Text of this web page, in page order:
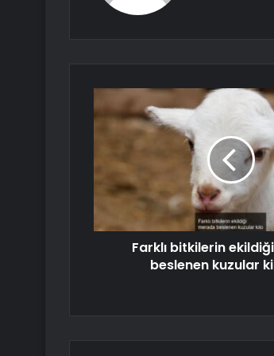
Farklı bitkilerin
beslenen kuzular